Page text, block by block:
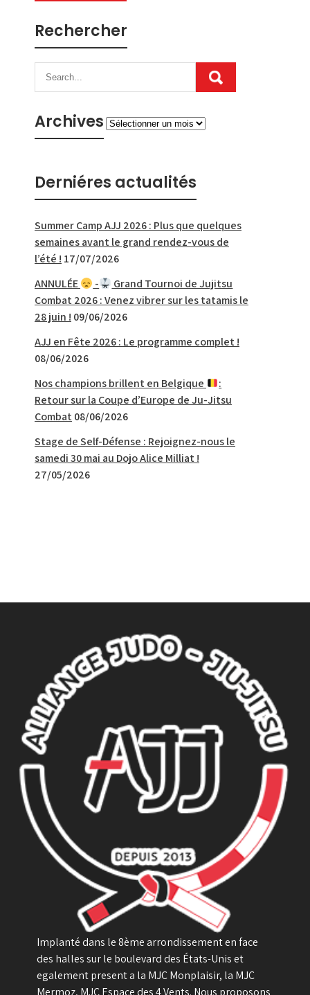
Rechercher
ArchivesArchives
Derniéres actualités
Summer Camp AJJ 2026 : Plus que quelques
semaines avant le grand rendez-vous de
l’été ! 17/07/2026
ANNULÉE
-
Grand Tournoi de Jujitsu
Combat 2026 : Venez vibrer sur les tatamis le
28 juin ! 09/06/2026
AJJ en Fête 2026 : Le programme complet !
08/06/2026
Nos champions brillent en Belgique
:
Retour sur la Coupe d’Europe de Ju-Jitsu
Combat 08/06/2026
Stage de Self-Défense : Rejoignez-nous le
samedi 30 mai au Dojo Alice Milliat !
27/05/2026
Implanté dans le 8ème arrondissement en face
des halles sur le boulevard des États-Unis et
egalement present a la MJC Monplaisir, la MJC
Mermoz, MJC Espace des 4 Vents. Nous proposons